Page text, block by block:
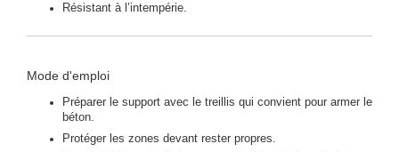
Résistant à l’intempérie.
Mode d'emploi
Préparer le support avec le treillis qui convient pour armer le
béton.
Protéger les zones devant rester propres.